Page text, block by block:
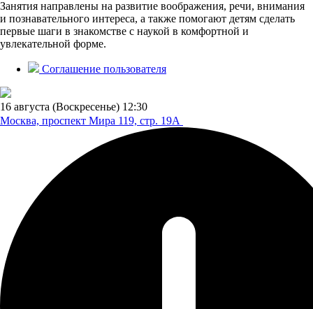
Занятия направлены на развитие воображения, речи, внимания
и познавательного интереса, а также помогают детям сделать
первые шаги в знакомстве с наукой в комфортной и
увлекательной форме.
Соглашение пользователя
16 августа (Воскресенье) 12:30
Москва, проспект Мира 119, стр. 19А